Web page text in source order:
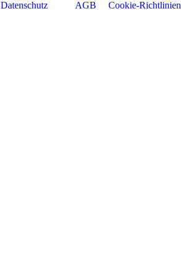
Datenschutz AGB Cookie-Richtlinien